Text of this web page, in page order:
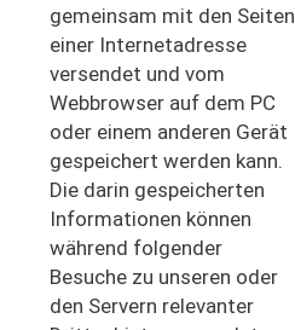
gemeinsam mit den Seiten
einer Internetadresse
versendet und vom
Webbrowser auf dem PC
oder einem anderen Gerät
gespeichert werden kann.
Die darin gespeicherten
Informationen können
während folgender
Besuche zu unseren oder
den Servern relevanter